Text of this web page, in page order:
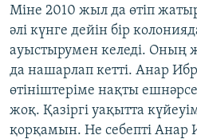
Міне 2010 жыл да өтіп
әлі күнге дейін бір
ауыстырумен келеді. Оның
да нашарлап кетті. Анар
өтініштеріме нақты
жоқ. Қазіргі уақытта
қорқамын. Не себепті Анар